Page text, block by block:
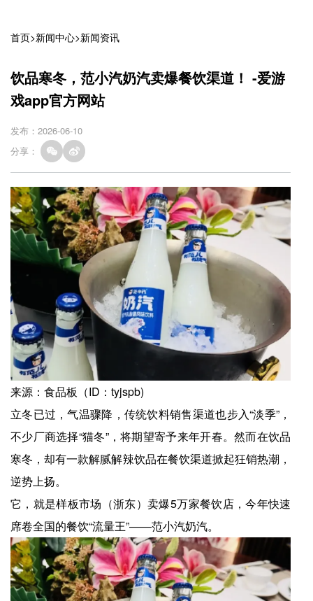
首页>新闻中心>新闻资讯
饮品寒冬，范小汽奶汽卖爆餐饮渠道！ -爱游
戏app官方网站
发布：2026-06-10
分享：
来源：食品板（ID：tyjspb)
立冬已过，气温骤降，传统饮料销售渠道也步入“淡季”，
不少厂商选择“猫冬”，将期望寄予来年开春。然而在饮品
寒冬，却有一款解腻解辣饮品在餐饮渠道掀起狂销热潮，
逆势上扬。
它，就是样板市场（浙东）卖爆5万家餐饮店，今年快速
席卷全国的餐饮“流量王”——范小汽奶汽。